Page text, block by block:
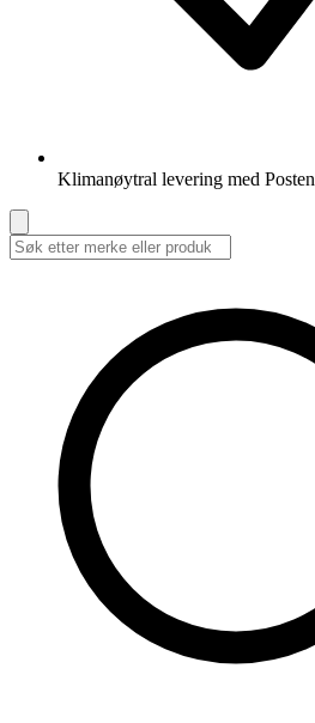
Klimanøytral levering med Posten